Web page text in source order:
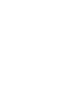
ฉลาดในสนามรบ
เกรดทหารที่มีอยู่
ละใช้มันเพื่อเสริม